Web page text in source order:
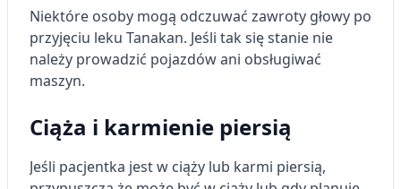
Niektóre osoby mogą odczuwać zawroty głowy po
przyjęciu leku Tanakan. Jeśli tak się stanie nie
należy prowadzić pojazdów ani obsługiwać
maszyn.
Ciąża i karmienie piersią
Jeśli pacjentka jest w ciąży lub karmi piersią,
Rozumienie odbiorców dzięki statystyce lub
kombinacji danych z różnych źródeł
Rozwój i ulepszanie usług
Wykorzystywanie ograniczonych danych do
wyboru treści
Funkcje specjalne IAB: